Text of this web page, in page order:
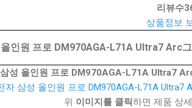
리뷰수
상품정보
인원 프로 DM970AGA-L71A Ultra7 Arc
성 올인원 프로 DM970AGA-L71A Ultra7
위 이미지를 클릭하면 제품 상